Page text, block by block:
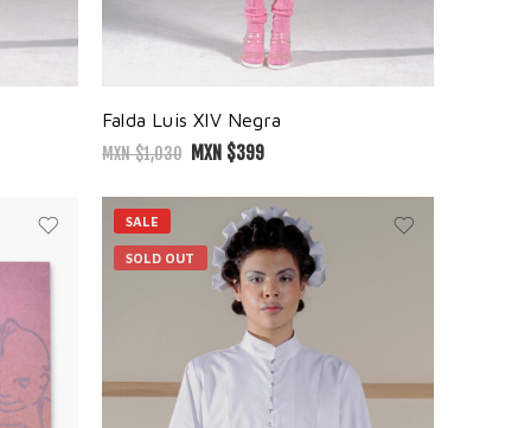
Falda Luis XIV Negra
MXN $1,030 MXN $399
SALE
SOLD OUT